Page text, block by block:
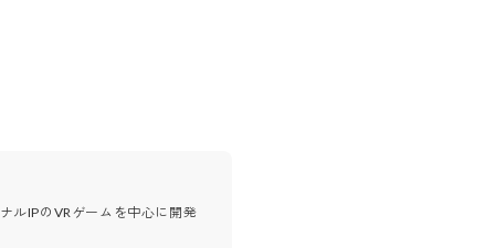
ルIPのVRゲームを中心に開発